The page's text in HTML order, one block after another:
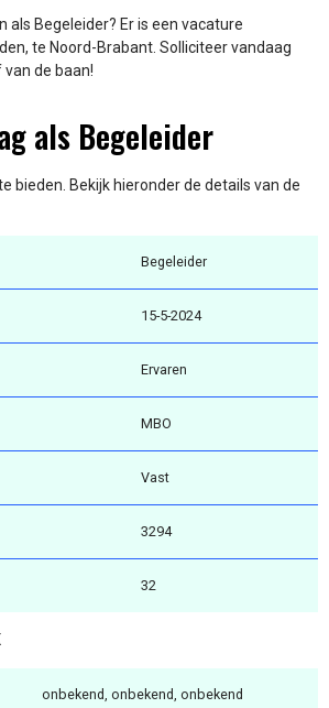
als Begeleider? Er is een vacature
te Noord-Brabant. Solliciteer vandaag
de baan!
als Begeleider
bieden. Bekijk hieronder de details van de
Begeleider
15-5-2024
Ervaren
MBO
Vast
3294
32
onbekend, onbekend, onbekend